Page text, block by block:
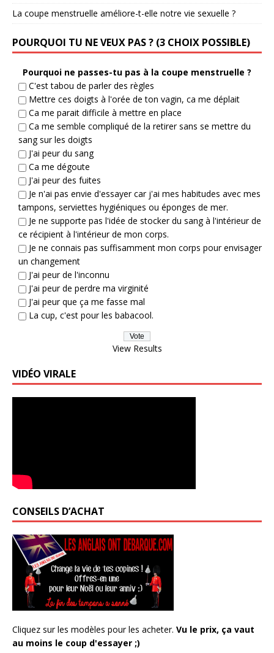
La coupe menstruelle améliore-t-elle notre vie sexuelle ?
POURQUOI TU NE VEUX PAS ? (3 CHOIX POSSIBLE)
Pourquoi ne passes-tu pas à la coupe menstruelle ?
C'est tabou de parler des règles
Mettre ces doigts à l'orée de ton vagin, ca me déplait
Ca me parait difficile à mettre en place
Ca me semble compliqué de la retirer sans se mettre du
sang sur les doigts
J'ai peur du sang
Ca me dégoute
J'ai peur des fuites
Je n'ai pas envie d'essayer car j'ai mes habitudes avec mes
tampons, serviettes hygiéniques ou éponges de mer.
Je ne supporte pas l'idée de stocker du sang à l'intérieur de
ce récipient à l'intérieur de mon corps.
Je ne connais pas suffisamment mon corps pour envisager
un changement
J'ai peur de l'inconnu
J'ai peur de perdre ma virginité
J'ai peur que ça me fasse mal
La cup, c'est pour les babacool.
View Results
VIDÉO VIRALE
CONSEILS D’ACHAT
Cliquez sur les modèles pour les acheter. Vu le prix, ça vaut
au moins le coup d'essayer ;)